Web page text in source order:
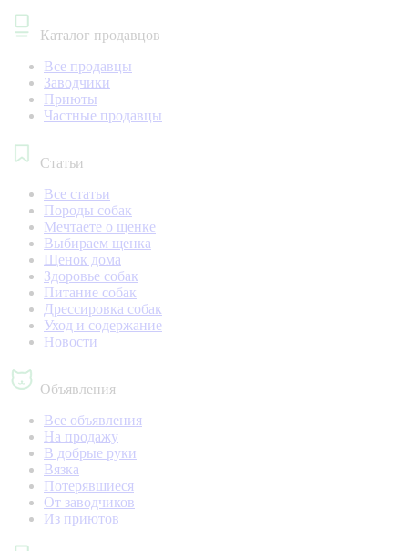
Каталог продавцов
Все продавцы
Заводчики
Приюты
Частные продавцы
Статьи
Все статьи
Породы собак
Мечтаете о щенке
Выбираем щенка
Щенок дома
Здоровье собак
Питание собак
Дрессировка собак
Уход и содержание
Новости
Объявления
Все объявления
На продажу
В добрые руки
Вязка
Потерявшиеся
От заводчиков
Из приютов